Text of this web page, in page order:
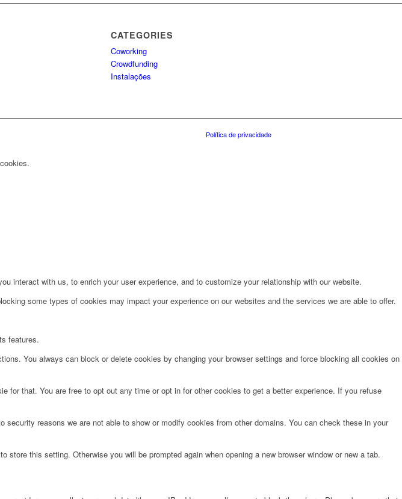
CATEGORIES
Coworking
Crowdfunding
Instalações
Política de privacidade
interact with us, to enrich your user experience, and to customize your relationship with our website.
some types of cookies may impact your experience on our websites and the services we are able to offer.
features.
You always can block or delete cookies by changing your browser settings and force blocking all cookies on
that. You are free to opt out any time or opt in for other cookies to get a better experience. If you refuse
reasons we are not able to show or modify cookies from other domains. You can check these in your
this setting. Otherwise you will be prompted again when opening a new browser window or new a tab.